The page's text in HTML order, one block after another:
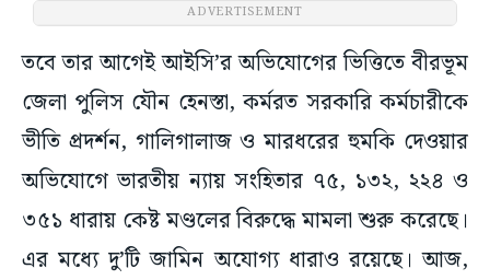
ADVERTISEMENT
তবে তার আগেই আইসি’র অভিযোগের ভিত্তিতে বীরভূম
জেলা পুলিস যৌন হেনস্তা, কর্মরত সরকারি কর্মচারীকে
ভীতি প্রদর্শন, গালিগালাজ ও মারধরের হুমকি দেওয়ার
অভিযোগে ভারতীয় ন্যায় সংহিতার ৭৫, ১৩২, ২২৪ ও
৩৫১ ধারায় কেষ্ট মণ্ডলের বিরুদ্ধে মামলা শুরু করেছে।
এর মধ্যে দু’টি জামিন অযোগ্য ধারাও রয়েছে। আজ,